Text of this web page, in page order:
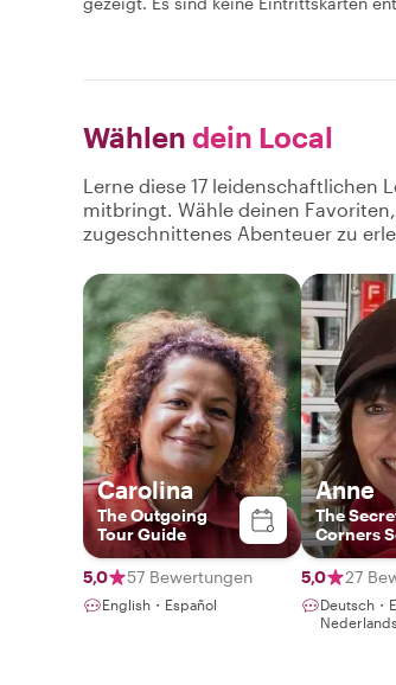
Wählen dein Local
Lerne diese 17 leidenschaftlichen
mitbringt. Wähle deinen
zugeschnittenes Abenteuer zu
Carolina
The Outgoing
Tour Guide
5,0 57 Bewertungen
English・Español
Anne
The
Corners
5,0 27
Deutsch・
Nederlands